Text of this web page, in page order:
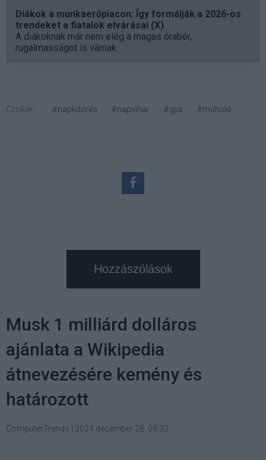
Diákok a munkaerőpiacon: Így formálják a 2026-os
trendeket a fiatalok elvárásai (X)
A diákoknak már nem elég a magas órabér,
rugalmasságot is várnak.
Címkék: #napkitörés #napvihar #gps #műhold
Hozzászólások
Musk 1 milliárd dolláros
ajánlata a Wikipedia
átnevezésére kemény és
határozott
ComputerTrends 2024 december 28. 09:32